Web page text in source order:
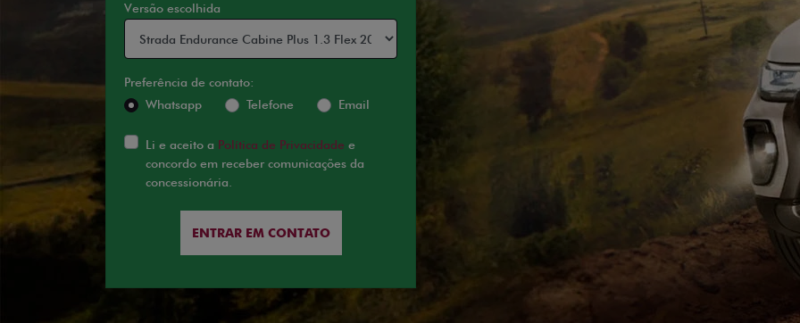
Versão escolhida
Preferência de contato:
Whatsapp
Telefone Email
Li e aceito a Política de Privacidade e
concordo em receber comunicações da
concessionária.
ENTRAR EM CONTATO